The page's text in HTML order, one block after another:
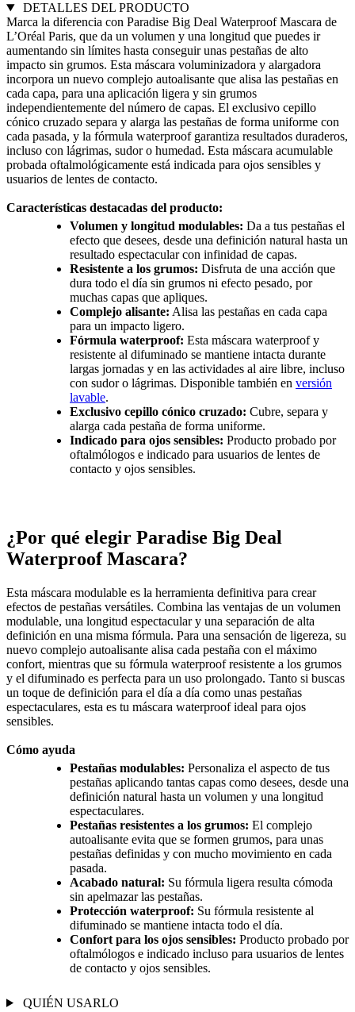
DETALLES DEL PRODUCTO
Marca la diferencia con Paradise Big Deal Waterproof Mascara de
L’Oréal Paris, que da un volumen y una longitud que puedes ir
aumentando sin límites hasta conseguir unas pestañas de alto
impacto sin grumos. Esta máscara voluminizadora y alargadora
incorpora un nuevo complejo autoalisante que alisa las pestañas en
cada capa, para una aplicación ligera y sin grumos
independientemente del número de capas. El exclusivo cepillo
cónico cruzado separa y alarga las pestañas de forma uniforme con
cada pasada, y la fórmula waterproof garantiza resultados duraderos,
incluso con lágrimas, sudor o humedad. Esta máscara acumulable
probada oftalmológicamente está indicada para ojos sensibles y
usuarios de lentes de contacto.
Características destacadas del producto:
Volumen y longitud modulables: Da a tus pestañas el
efecto que desees, desde una definición natural hasta un
resultado espectacular con infinidad de capas.
Resistente a los grumos: Disfruta de una acción que
dura todo el día sin grumos ni efecto pesado, por
muchas capas que apliques.
Complejo alisante: Alisa las pestañas en cada capa
para un impacto ligero.
Fórmula waterproof: Esta máscara waterproof y
resistente al difuminado se mantiene intacta durante
largas jornadas y en las actividades al aire libre, incluso
con sudor o lágrimas. Disponible también en versión
lavable.
Exclusivo cepillo cónico cruzado: Cubre, separa y
alarga cada pestaña de forma uniforme.
Indicado para ojos sensibles: Producto probado por
oftalmólogos e indicado para usuarios de lentes de
contacto y ojos sensibles.
¿Por qué elegir Paradise Big Deal
Waterproof Mascara?
Esta máscara modulable es la herramienta definitiva para crear
efectos de pestañas versátiles. Combina las ventajas de un volumen
modulable, una longitud espectacular y una separación de alta
definición en una misma fórmula. Para una sensación de ligereza, su
nuevo complejo autoalisante alisa cada pestaña con el máximo
confort, mientras que su fórmula waterproof resistente a los grumos
y el difuminado es perfecta para un uso prolongado. Tanto si buscas
un toque de definición para el día a día como unas pestañas
espectaculares, esta es tu máscara waterproof ideal para ojos
sensibles.
Cómo ayuda
Pestañas modulables: Personaliza el aspecto de tus
pestañas aplicando tantas capas como desees, desde una
definición natural hasta un volumen y una longitud
espectaculares.
Pestañas resistentes a los grumos: El complejo
autoalisante evita que se formen grumos, para unas
pestañas definidas y con mucho movimiento en cada
pasada.
Acabado natural: Su fórmula ligera resulta cómoda
sin apelmazar las pestañas.
Protección waterproof: Su fórmula resistente al
difuminado se mantiene intacta todo el día.
Confort para los ojos sensibles: Producto probado por
oftalmólogos e indicado incluso para usuarios de lentes
de contacto y ojos sensibles.
QUIÉN USARLO